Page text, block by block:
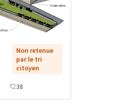
Non retenue
par le tri
citoyen
38